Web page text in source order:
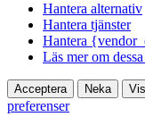
Hantera alternativ
Hantera tjänster
Hantera
Läs mer om
Acceptera Neka
preferenser